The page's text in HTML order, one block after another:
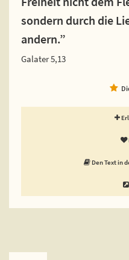
sondern durch die
andern.”
Galater 5,13
Den Text in